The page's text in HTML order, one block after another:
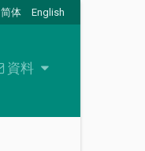
简体 English
資料
資料